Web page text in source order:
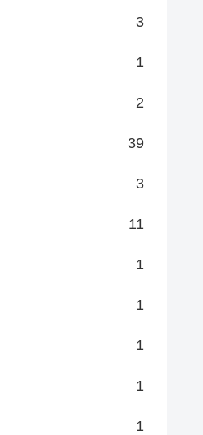
3
1
2
39
3
11
1
1
1
1
1